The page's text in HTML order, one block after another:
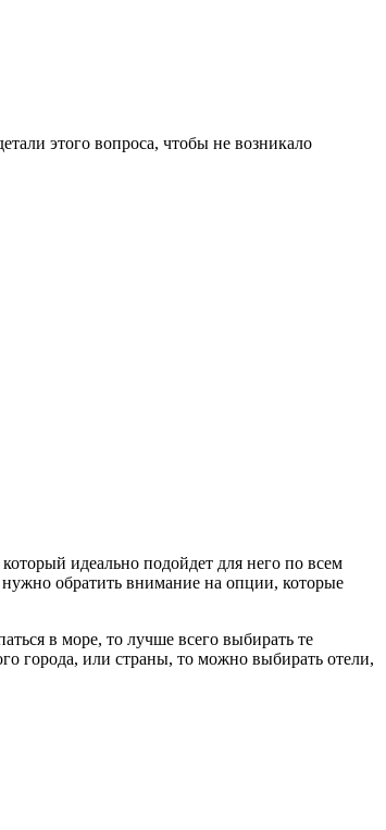
этого вопроса, чтобы не возникало
идеально подойдет для него по всем
обратить внимание на опции, которые
в море, то лучше всего выбирать те
города, или страны, то можно выбирать отели,